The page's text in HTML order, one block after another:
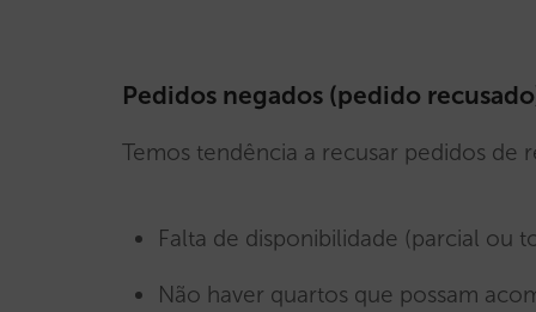
Pedidos negados (pedido
Temos tendência a recusar pedidos de
Falta de disponibilidade (parcial ou
Não haver quartos que possam